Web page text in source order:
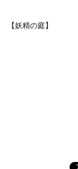
【妖精の庭】